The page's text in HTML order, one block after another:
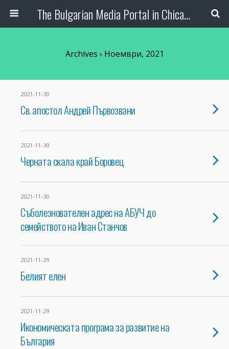
The Bulgarian Media Portal in Chicago
Archives › Ноември, 2021
2021-11-30
Св. апостол Андрей Първозвани
2021-11-30
Черната скала край Боровец
2021-11-30
Съболезнователен адрес на АБУЧ до
семейството на Иван Станчов
2021-11-29
Белият елен
2021-11-29
Икономическата програма за развитие на
България